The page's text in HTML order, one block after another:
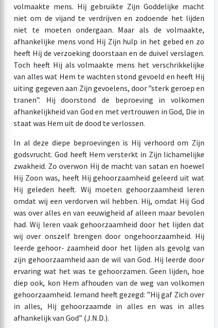
volmaakte mens. Hij gebruikte Zijn Goddelijke macht
niet om de vijand te verdrijven en zodoende het lijden
niet te moeten ondergaan. Maar als de volmaakte,
afhankelijke mens vond Hij Zijn hulp in het gebed en zo
heeft Hij de verzoeking doorstaan en de duivel verslagen.
Toch heeft Hij als volmaakte mens het verschrikkelijke
van alles wat Hem te wachten stond gevoeld en heeft Hij
uiting gegeven aan Zijn gevoelens, door ”sterk geroep en
tranen”. Hij doorstond de beproeving in volkomen
afhankelijkheid van God en met vertrouwen in God, Die in
staat was Hem uit de dood te verlossen.
In al deze diepe beproevingen is Hij verhoord om Zijn
godsvrucht. God heeft Hem versterkt in Zijn lichamelijke
zwakheid. Zo overwon Hij de macht van satan en hoewel
Hij Zoon was, heeft Hij gehoorzaamheid geleerd uit wat
Hij geleden heeft. Wij moeten gehoorzaamheid leren
omdat wij een verdorven wil hebben. Hij, omdat Hij God
was over alles en van eeuwigheid af alleen maar bevolen
had. Wij leren vaak gehoorzaamheid door het lijden dat
wij over onszelf brengen door ongehoorzaamheid. Hij
leerde gehoor- zaamheid door het lijden als gevolg van
zijn gehoorzaamheid aan de wil van God. Hij leerde door
ervaring wat het was te gehoorzamen. Geen lijden, hoe
diep ook, kon Hem afhouden van de weg van volkomen
gehoorzaamheid. Iemand heeft gezegd: ”Hij gaf Zich over
in alles, Hij gehoorzaamde in alles en was in alles
afhankelijk van God” (J.N.D.).